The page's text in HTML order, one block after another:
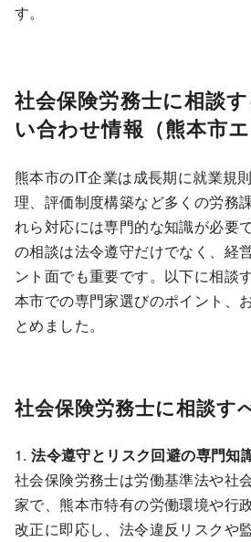
す。
社会保険労務士に相談
い合わせ情報（熊本市
熊本市のIT企業は成長期に就業規
理、評価制度構築など多くの労務
れら対応には専門的な知識が必要
の相談は法令遵守だけでなく、経
ント面でも重要です。以下に相談
本市での専門家選びのポイント、
とめました。
社会保険労務士に相談す
1.法令遵守とリスク回避の専門知
社会保険労務士は労働基準法や社
家で、熊本市特有の労働環境や行
改正に即応し、法令違反リスクや